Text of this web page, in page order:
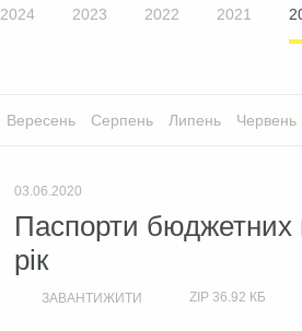
2024 2023 2022 2021
Вересень Серпень Липень Червень
03.06.2020
Паспорти бюджетних
рік
ЗАВАНТИЖИТИ ZIP 36.92 КБ